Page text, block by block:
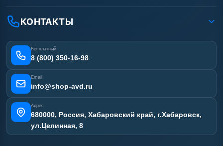
Статьи
Лизинг
Получить скидку
Ремонт АВД
Сертификаты
Отзывы наших клиентов
Карта сайта
КОНТАКТЫ
Бесплатный
8 (800) 350-16-98
Email
info@shop-avd.ru
Адрес
680000, Россия, Хабаровский край, г.Хабаровск,
ул.Целинная, 8